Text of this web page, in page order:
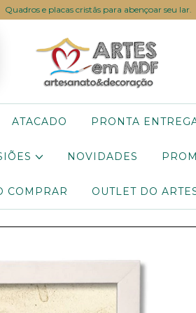
Quadros e placas cristãs para abençoar seu lar.
ATACADO PRONTA
NOVIDADES
COMPRAR OUTLET DO